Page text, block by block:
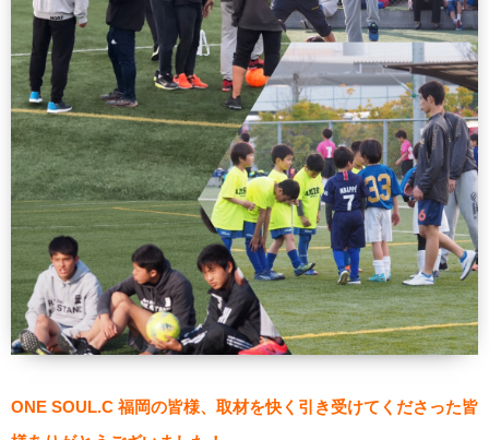
ONE SOUL.C 福岡の皆様、取材を快く引き受けてくださった皆